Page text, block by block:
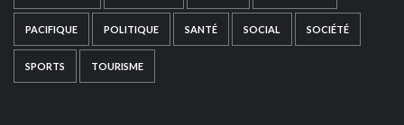
PACIFIQUE POLITIQUE SANTÉ SOCIAL SOCIÉTÉ
SPORTS TOURISME